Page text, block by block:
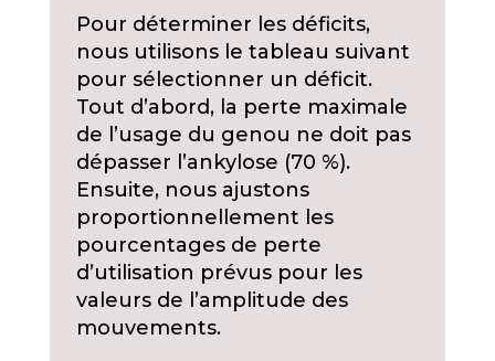
Pour déterminer les déficits,
nous utilisons le tableau suivant
pour sélectionner un déficit.
Tout d’abord, la perte maximale
de l’usage du genou ne doit pas
dépasser l’ankylose (70 %).
Ensuite, nous ajustons
proportionnellement les
pourcentages de perte
d’utilisation prévus pour les
valeurs de l’amplitude des
mouvements.